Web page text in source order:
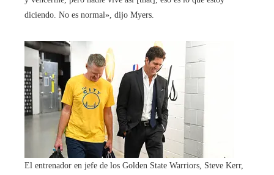
diciendo. No es normal», dijo Myers.
El entrenador en jefe de los Golden State Warriors, Steve Kerr,